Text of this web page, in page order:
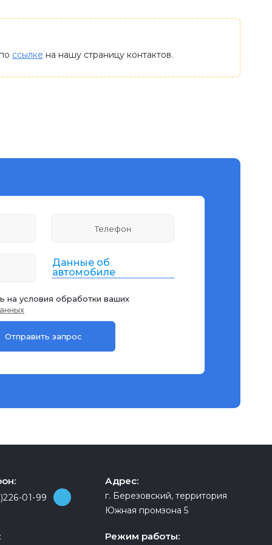
ссылке на нашу страницу контактов.
Данные об
автомобиле
на условия обработки ваших
01-99
Адрес:
г. Березовский, территория
Южная промзона 5
Режим работы: